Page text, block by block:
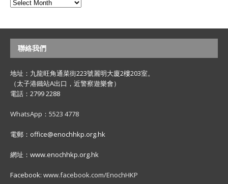
聯絡我們
地址：九龍旺角通菜街223號麗明大廈2樓203室。
（太子港鐵站A出口，近警察遊樂會）
電話：2799 2288
WhatsApp：5523 4778
電郵：office@enochhkp.org.hk
網址：www.enochhkp.org.hk
Facebook: www.facebook.com/EnochHKP